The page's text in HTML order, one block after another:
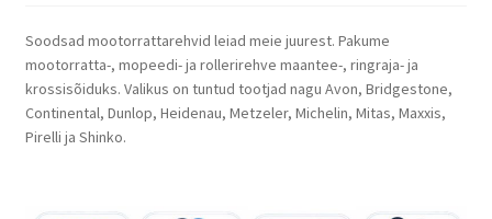
Soodsad mootorrattarehvid leiad meie juurest. Pakume
mootorratta-, mopeedi- ja rollerirehve maantee-, ringraja- ja
krossisõiduks. Valikus on tuntud tootjad nagu Avon, Bridgestone,
Continental, Dunlop, Heidenau, Metzeler, Michelin, Mitas, Maxxis,
Pirelli ja Shinko.